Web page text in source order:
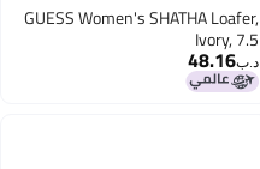
GUESS Women's SHATHA Loafer,
Ivory, 7.5
د.ب‏48.16